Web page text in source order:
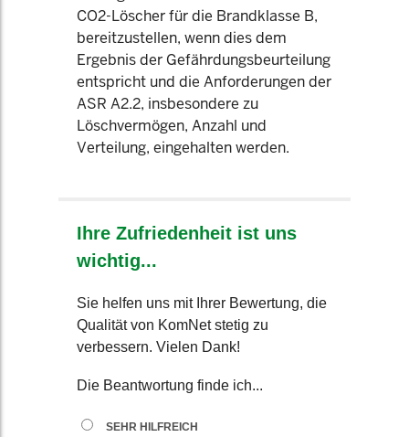
CO2-Löscher für die Brandklasse B,
bereitzustellen, wenn dies dem
Ergebnis der Gefährdungsbeurteilung
entspricht und die Anforderungen der
ASR A2.2, insbesondere zu
Löschvermögen, Anzahl und
Verteilung, eingehalten werden.